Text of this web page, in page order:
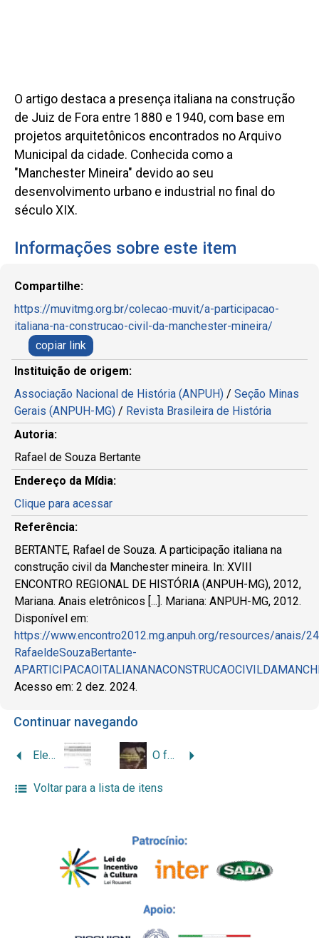
O artigo destaca a presença italiana na construção
de Juiz de Fora entre 1880 e 1940, com base em
projetos arquitetônicos encontrados no Arquivo
Municipal da cidade. Conhecida como a
"Manchester Mineira" devido ao seu
desenvolvimento urbano e industrial no final do
século XIX.
Informações sobre este item
Compartilhe:
https://muvitmg.org.br/colecao-muvit/a-participacao-
italiana-na-construcao-civil-da-manchester-mineira/
copiar link
Instituição de origem:
Associação Nacional de História (ANPUH) / Seção Minas
Gerais (ANPUH-MG) / Revista Brasileira de História
Autoria:
Rafael de Souza Bertante
Endereço da Mídia:
Clique para acessar
Referência:
BERTANTE, Rafael de Souza. A participação italiana na
construção civil da Manchester mineira. In: XVIII
ENCONTRO REGIONAL DE HISTÓRIA (ANPUH-MG), 2012,
Mariana. Anais eletrônicos [...]. Mariana: ANPUH-MG, 2012.
Disponível em:
https://www.encontro2012.mg.anpuh.org/resources/anais/
RafaeldeSouzaBertante-
Acesso em: 2 dez. 2024.
Continuar navegando
Elementos da arquitetura italiana em Juiz de Fora: apontamentos sobre a contribuição da imigração italiana para a construção civil de Juiz de Fora na primeira metade do século XX O fascismo e os imigrantes italianos no Brasil
Voltar para a lista de itens